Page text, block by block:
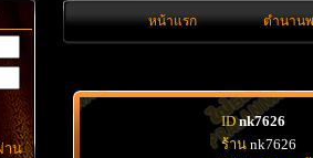
าน
หน้าแรก ตำนาน
ID nk7626
ร้าน nk7626